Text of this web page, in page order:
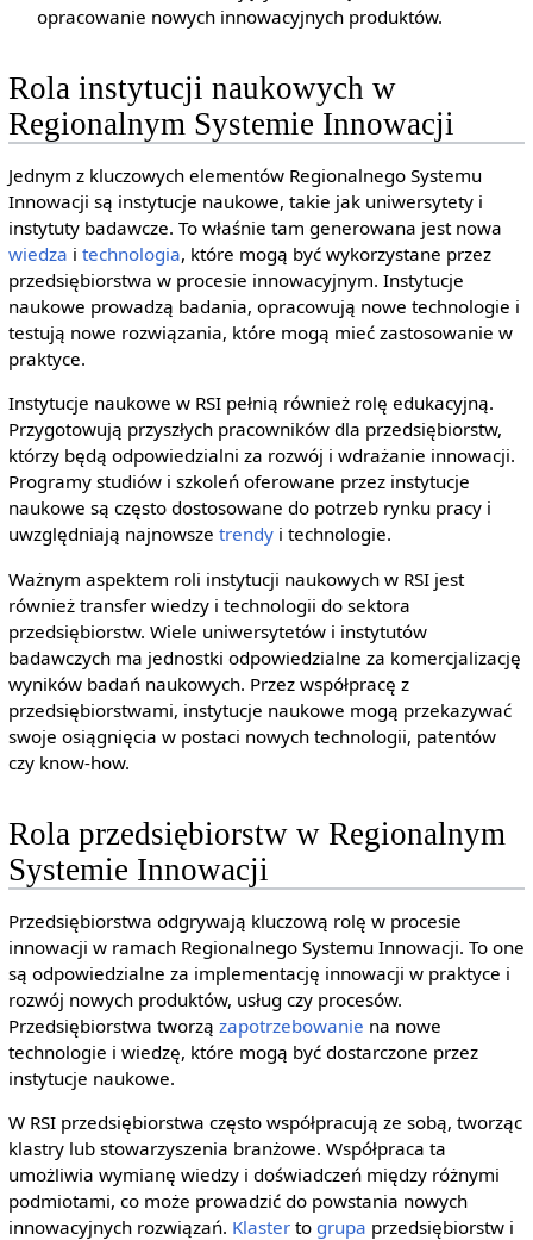
opracowanie nowych innowacyjnych produktów.
Rola instytucji naukowych w
Regionalnym Systemie Innowacji
Jednym z kluczowych elementów Regionalnego Systemu
Innowacji są instytucje naukowe, takie jak uniwersytety i
instytuty badawcze. To właśnie tam generowana jest nowa
wiedza i technologia, które mogą być wykorzystane przez
przedsiębiorstwa w procesie innowacyjnym. Instytucje
naukowe prowadzą badania, opracowują nowe technologie i
testują nowe rozwiązania, które mogą mieć zastosowanie w
praktyce.
Instytucje naukowe w RSI pełnią również rolę edukacyjną.
Przygotowują przyszłych pracowników dla przedsiębiorstw,
którzy będą odpowiedzialni za rozwój i wdrażanie innowacji.
Programy studiów i szkoleń oferowane przez instytucje
naukowe są często dostosowane do potrzeb rynku pracy i
uwzględniają najnowsze trendyi technologie.
Ważnym aspektem roli instytucji naukowych w RSI jest
również transfer wiedzy i technologii do sektora
przedsiębiorstw. Wiele uniwersytetów i instytutów
badawczych ma jednostki odpowiedzialne za komercjalizację
wyników badań naukowych. Przez współpracę z
przedsiębiorstwami, instytucje naukowe mogą przekazywać
swoje osiągnięcia w postaci nowych technologii, patentów
czy know-how.
Rola przedsiębiorstw w Regionalnym
Systemie Innowacji
Przedsiębiorstwa odgrywają kluczową rolę w procesie
innowacji w ramach Regionalnego Systemu Innowacji. To one
są odpowiedzialne za implementację innowacji w praktyce i
rozwój nowych produktów, usług czy procesów.
Przedsiębiorstwa tworzą zapotrzebowanie na nowe
technologie i wiedzę, które mogą być dostarczone przez
instytucje naukowe.
W RSI przedsiębiorstwa często współpracują ze sobą, tworząc
klastry lub stowarzyszenia branżowe. Współpraca ta
umożliwia wymianę wiedzy i doświadczeń między różnymi
podmiotami, co może prowadzić do powstania nowych
innowacyjnych rozwiązań. Klasterto grupa przedsiębiorstw i